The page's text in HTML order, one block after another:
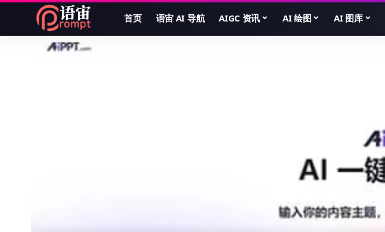
首页 语宙 AI 导航 AIGC 资讯 AI 绘图 AI 图库